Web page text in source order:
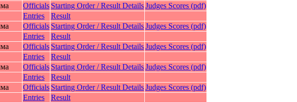
Officials Starting Order / Result DetailsJudges Scores (pdf)
Entries
Result
Officials Starting Order / Result DetailsJudges Scores (pdf)
Entries
Result
Officials Starting Order / Result DetailsJudges Scores (pdf)
Entries
Result
Officials Starting Order / Result DetailsJudges Scores (pdf)
Entries
Result
Officials Starting Order / Result DetailsJudges Scores (pdf)
Entries
Result